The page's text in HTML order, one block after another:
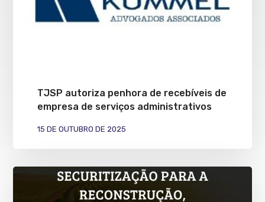
TJSP autoriza penhora de recebíveis de
empresa de serviços administrativos
15 DE OUTUBRO DE 2025